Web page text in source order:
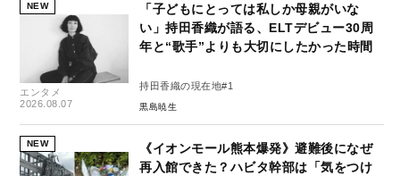
NEW
エンタメ
2026.08.07
「子どもにとっては私しか母親がいな
い」持田香織が語る、ELTデビュー30周
年と“歌手”よりも大切にしたかった時間
持田香織の現在地#1
黒島暁生
NEW
《イオンモール熊本爆発》避難後になぜ
再入館できた？ハビタ幹部は「気をつけ